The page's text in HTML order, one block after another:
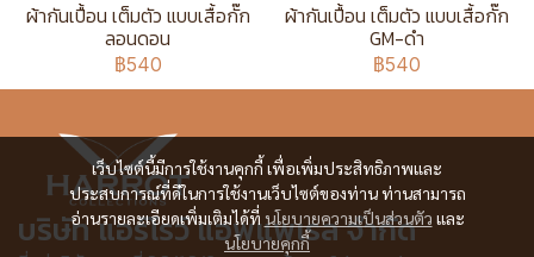
ผ้ากันเปื้อน เต็มตัว แบบเสื้อกั๊ก
ลอนดอน
฿540
ผ้ากันเปื้อน เต็มตัว แบบเสื้อกั๊ก
GM-ดำ
฿540
เว็บไซต์นี้มีการใช้งานคุกกี้ เพื่อเพิ่มประสิทธิภาพและ
ประสบการณ์ที่ดีในการใช้งานเว็บไซต์ของท่าน ท่านสามารถ
อ่านรายละเอียดเพิ่มเติมได้ที่ นโยบายความเป็นส่วนตัว และ
นโยบายคุกกี้
บริษัท แอร์โรว์ แอพแพเรล จำกัด